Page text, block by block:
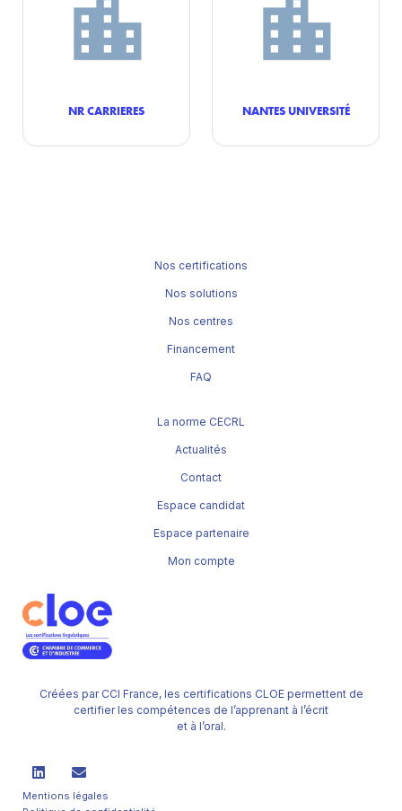
NR CARRIERES NANTES UNIVERSITÉ
Créées par CCI France, les certifications CLOE permettent de
certifier les compétences de l’apprenant à l’écrit
et à l’oral.
Mentions légales
Nos certifications
Nos solutions
Nos centres
Financement
FAQ
La norme CECRL
Actualités
Contact
Espace candidat
Espace partenaire
Mon compte